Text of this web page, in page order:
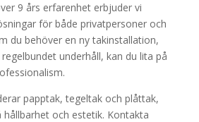
9 års erfarenhet erbjuder vi
för både privatpersoner och
du behöver en ny takinstallation,
underhåll, kan du lita på
papptak, tegeltak och plåttak,
hållbarhet och estetik. Kontakta